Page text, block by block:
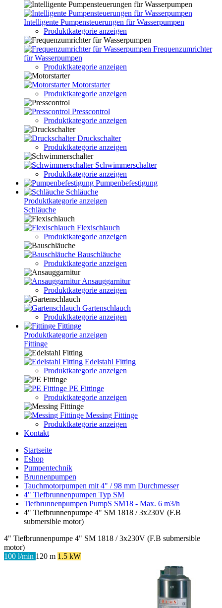
Intelligente Pumpensteuerungen für Wasserpumpen
Produktkategorie anzeigen
Frequenzumrichter
für Wasserpumpen
Produktkategorie anzeigen
Motorstarter
Produktkategorie anzeigen
Presscontrol
Produktkategorie anzeigen
Druckschalter
Produktkategorie anzeigen
Schwimmerschalter
Produktkategorie anzeigen
Pumpenbefestigung
Schläuche
Produktkategorie anzeigen
Schläuche
Flexischlauch
Produktkategorie anzeigen
Bauschläuche
Produktkategorie anzeigen
Ansauggarnitur
Produktkategorie anzeigen
Gartenschlauch
Produktkategorie anzeigen
Fittinge
Produktkategorie anzeigen
Fittinge
Edelstahl Fitting
Produktkategorie anzeigen
PE Fittinge
Produktkategorie anzeigen
Messing Fittinge
Produktkategorie anzeigen
Kontakt
Startseite
Eshop
Pumpentechnik
Brunnenpumpen
Tauchmotorpumpen mit 4" / 98 mm Durchmesser
4" Tiefbrunnenpumpen Typ SM
Tiefbrunnenpumpen PumpS SM18 - Max. 6 m3/h
4" Tiefbrunnenpumpe 4" SM 1818 / 3x230V (F.B
submersible motor)
4" Tiefbrunnenpumpe 4" SM 1818 / 3x230V (F.B submersible
motor)
100 l/min 120 m 1.5 kW